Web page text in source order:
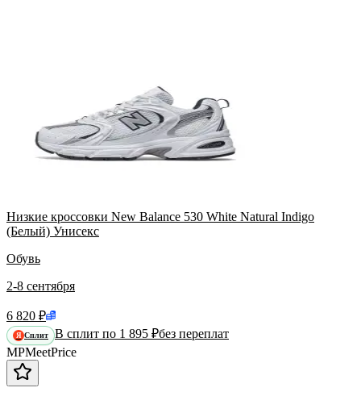
Низкие кроссовки New Balance 530 White Natural Indigo
(Белый) Унисекс
Обувь
2-8 сентября
6 820 ₽
Я Сплит В сплит по 1 895 ₽без переплат
MPMeetPrice